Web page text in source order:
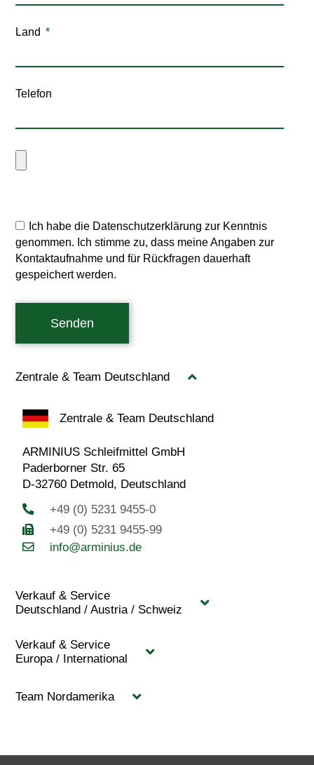
Land
Telefon
Ich habe die Datenschutzerklärung zur Kenntnis
genommen. Ich stimme zu, dass meine Angaben zur
Kontaktaufnahme und für Rückfragen dauerhaft
gespeichert werden.
Senden
Zentrale & Team Deutschland
Zentrale & Team Deutschland
ARMINIUS Schleifmittel GmbH
Paderborner Str. 65
D-32760 Detmold, Deutschland
+49 (0) 5231 9455-0
+49 (0) 5231 9455-99
info@arminius.de
Verkauf & Service
Deutschland / Austria / Schweiz
Verkauf & Service
Europa / International
Team Nordamerika